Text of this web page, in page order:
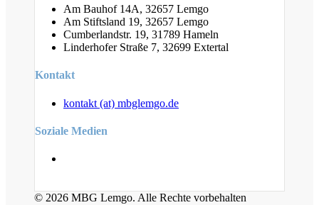
Am Bauhof 14A, 32657 Lemgo
Am Stiftsland 19, 32657 Lemgo
Cumberlandstr. 19, 31789 Hameln
Linderhofer Straße 7, 32699 Extertal
Kontakt
kontakt (at) mbglemgo.de
Soziale Medien
© 2026 MBG Lemgo. Alle Rechte vorbehalten